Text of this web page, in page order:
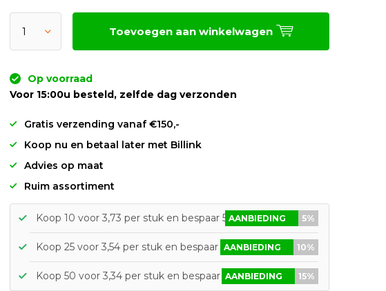
Toevoegen aan winkelwagen
Op voorraad
Voor 15:00u besteld, zelfde dag verzonden
Gratis verzending vanaf €150,-
Koop nu en betaal later met Billink
Advies op maat
Ruim assortiment
Koop 10 voor 3,73 per stuk en bespaar 5%AANBIEDING 5%
Koop 25 voor 3,54 per stuk en bespaar 10%AANBIEDING 10%
Koop 50 voor 3,34 per stuk en bespaar 15%AANBIEDING 15%